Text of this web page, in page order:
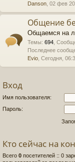
Danson , 02 фев
Общение
Общаемся на
Темы: 694
Последнее
Evio , Сегодня,
Вход
Имя пользователя:
Пароль:
Кто сейчас на
Всего 0 посетителей :: 0